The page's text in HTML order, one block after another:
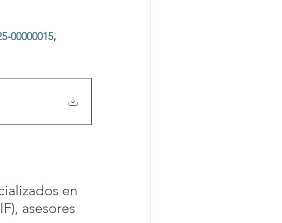
00000015,
en
asesores